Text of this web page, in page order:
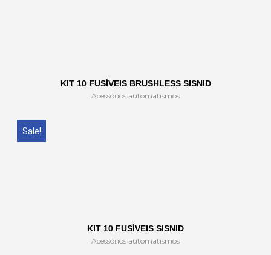
KIT 10 FUSÍVEIS BRUSHLESS SISNID
Acessórios automatismos
Sale!
KIT 10 FUSÍVEIS SISNID
Acessórios automatismos